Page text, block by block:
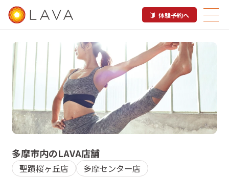
体験予約へ
多摩市内のホットヨガスタジオ
LAVA店舗一覧
多摩市内のLAVA店舗
聖蹟桜ヶ丘店 多摩センター店